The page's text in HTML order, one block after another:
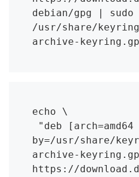
debian/gpg | sudo
/usr/share/
archive-
echo \
by=/usr/share/
archive-
https://